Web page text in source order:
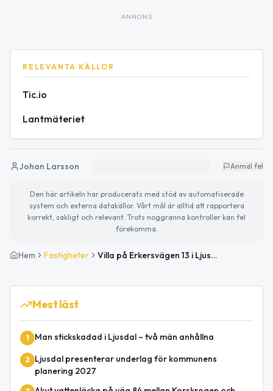
ANNONS
RELEVANTA KÄLLOR
Tic.io
Lantmäteriet
Johan Larsson Anmäl fel
Den här artikeln har producerats med stöd av automatiserade
system och externa datakällor. Vårt mål är alltid att rapportera
korrekt, sakligt och relevant. Trots noggranna kontroller kan fel
förekomma.
Hem Fastigheter Villa på Erkersvägen 13 i Ljusdal såld för 595 000kr
Mest läst
1 Man stickskadad i Ljusdal – två män anhållna
2
Ljusdal presenterar underlag för kommunens
planering 2027